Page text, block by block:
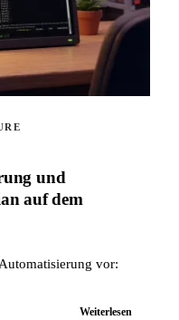
und
auf dem
vor:
Weiterlesen